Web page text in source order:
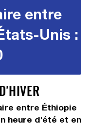
entre
Unis :
entre Éthiopie
heure d'été et en